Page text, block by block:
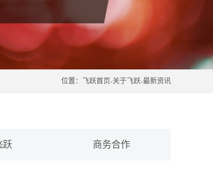
位置： 飞跃首页-关于飞跃-最新资讯
跃 商务合作